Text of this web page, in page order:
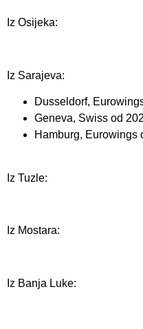
Iz Osijeka:
Iz Sarajeva:
Dusseldorf,
Geneva, Swiss od
Hamburg, Eurowings
Iz Tuzle:
Iz Mostara:
Iz Banja Luke: